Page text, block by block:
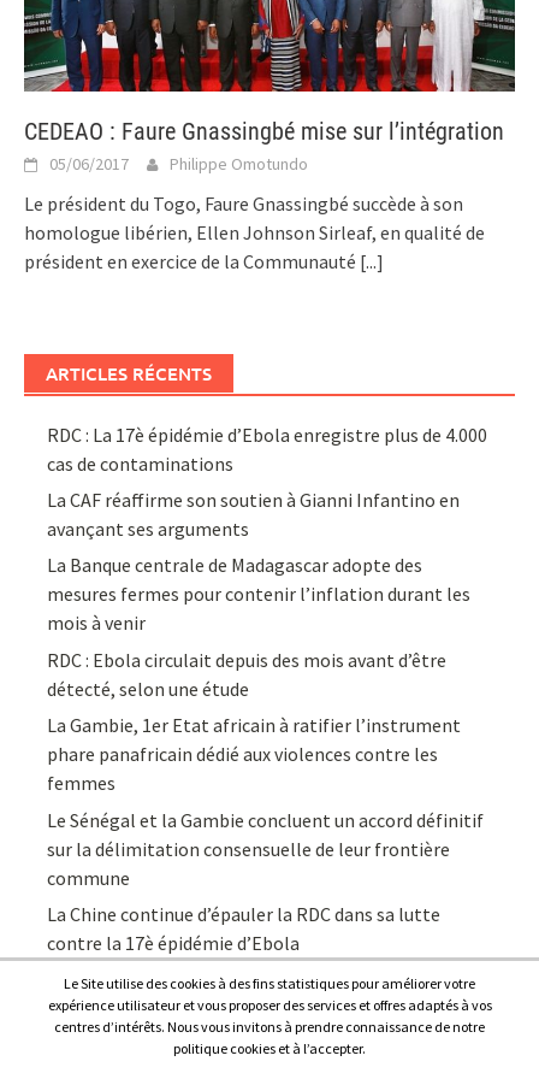
CEDEAO : Faure Gnassingbé mise sur l’intégration
05/06/2017 Philippe Omotundo
Le président du Togo, Faure Gnassingbé succède à son
homologue libérien, Ellen Johnson Sirleaf, en qualité de
président en exercice de la Communauté [...]
ARTICLES RÉCENTS
RDC : La 17è épidémie d’Ebola enregistre plus de 4.000
cas de contaminations
La CAF réaffirme son soutien à Gianni Infantino en
avançant ses arguments
La Banque centrale de Madagascar adopte des
mesures fermes pour contenir l’inflation durant les
mois à venir
RDC : Ebola circulait depuis des mois avant d’être
détecté, selon une étude
La Gambie, 1er Etat africain à ratifier l’instrument
phare panafricain dédié aux violences contre les
femmes
Le Sénégal et la Gambie concluent un accord définitif
sur la délimitation consensuelle de leur frontière
commune
La Chine continue d’épauler la RDC dans sa lutte
contre la 17è épidémie d’Ebola
Le Site utilise des cookies à des fins statistiques pour améliorer votre
expérience utilisateur et vous proposer des services et offres adaptés à vos
centres d’intérêts. Nous vous invitons à prendre connaissance de notre
politique cookies et à l’accepter.